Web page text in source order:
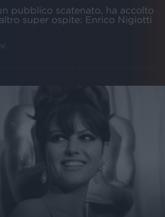
pubblico scatenato, ha accolto
super ospite: Enrico Nigiotti